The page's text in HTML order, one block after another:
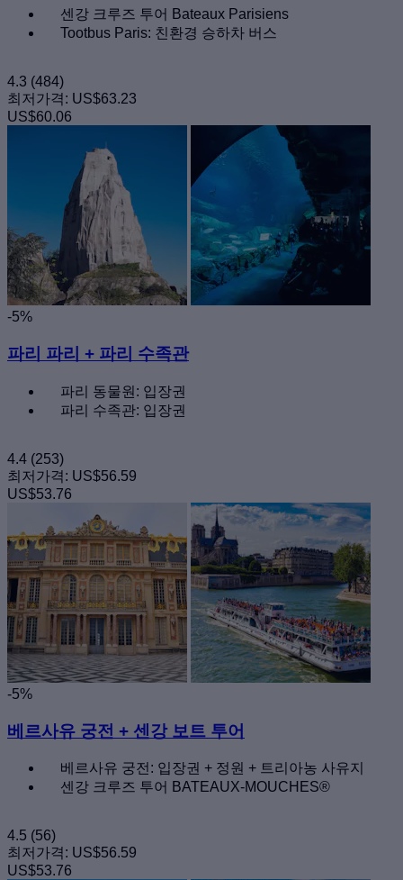
센강 크루즈 투어 Bateaux Parisiens
Tootbus Paris: 친환경 승하차 버스
4.3 (484)
최저가격: US$63.23
US$60.06
-5%
파리 파리 + 파리 수족관
파리 동물원: 입장권
파리 수족관: 입장권
4.4 (253)
최저가격: US$56.59
US$53.76
-5%
베르사유 궁전 + 센강 보트 투어
베르사유 궁전: 입장권 + 정원 + 트리아농 사유지
센강 크루즈 투어 BATEAUX-MOUCHES®
4.5 (56)
최저가격: US$56.59
US$53.76